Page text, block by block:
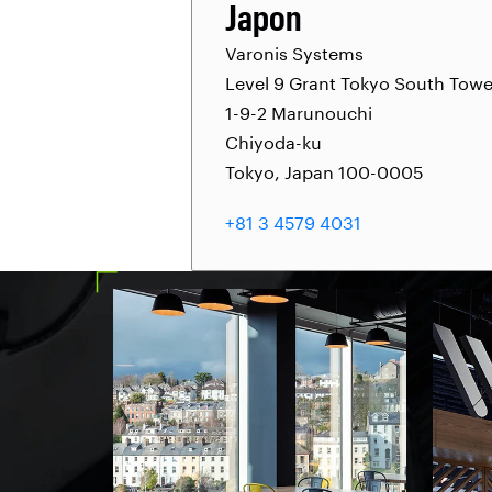
Japon
Varonis Systems
Level 9 Grant Tokyo South
1-9-2 Marunouchi
Chiyoda-ku
Tokyo, Japan 100-0005
+81 3 4579 4031